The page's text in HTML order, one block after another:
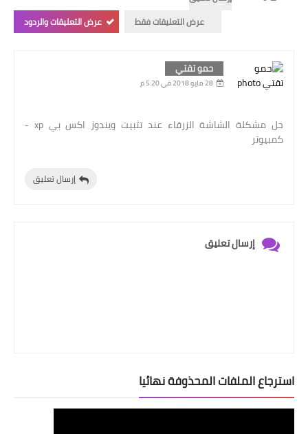
عرض التعليقات فقط
عرض التعليقات والردود
حمو تقتي
28 مايو 2018 في 5:20 م
حل مشكلة الشاشة الزرقاء عند تثبيت ويندوز اكس بي xp -
كمبيوتر
إرسال تعليق
إرسال تعليق
استرجاع الملفات المحذوفة نهائيا